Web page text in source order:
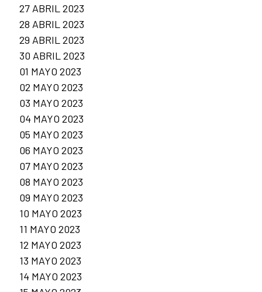
27 ABRIL 2023
28 ABRIL 2023
29 ABRIL 2023
30 ABRIL 2023
01 MAYO 2023
02 MAYO 2023
03 MAYO 2023
04 MAYO 2023
05 MAYO 2023
06 MAYO 2023
07 MAYO 2023
08 MAYO 2023
09 MAYO 2023
10 MAYO 2023
11 MAYO 2023
12 MAYO 2023
13 MAYO 2023
14 MAYO 2023